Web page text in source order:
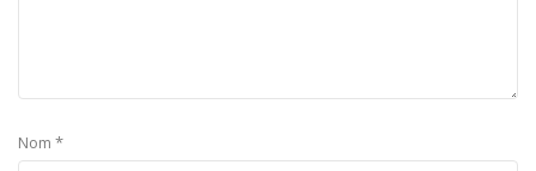
Nom *